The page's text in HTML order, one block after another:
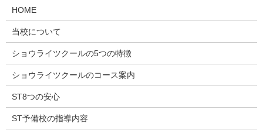
HOME
当校について
ショウライツクールの5つの特徴
ショウライツクールのコース案内
ST8つの安心
ST予備校の指導内容